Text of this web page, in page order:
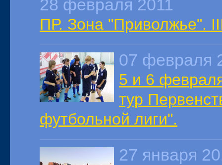
28 февраля 2011
ПР. Зона "Приволжье".
07 февраля
5 и 6
тур
футбольной лиги".
27 января